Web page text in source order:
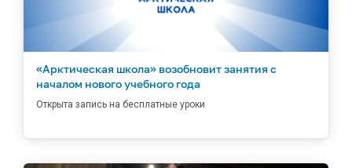
«Арктическая школа» возобновит занятия с
началом нового учебного года
Открыта запись на бесплатные уроки